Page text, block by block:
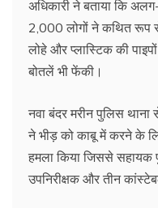
अधिकारी ने बताया कि
2,000 लोगों ने कथित रूप
लोहे और प्लास्टिक की
बोतलें भी फेंकी।
नवा बंदर मरीन पुलिस
ने भीड़ को काबू में करने के
हमला किया जिससे सहायक
उपनिरीक्षक और तीन